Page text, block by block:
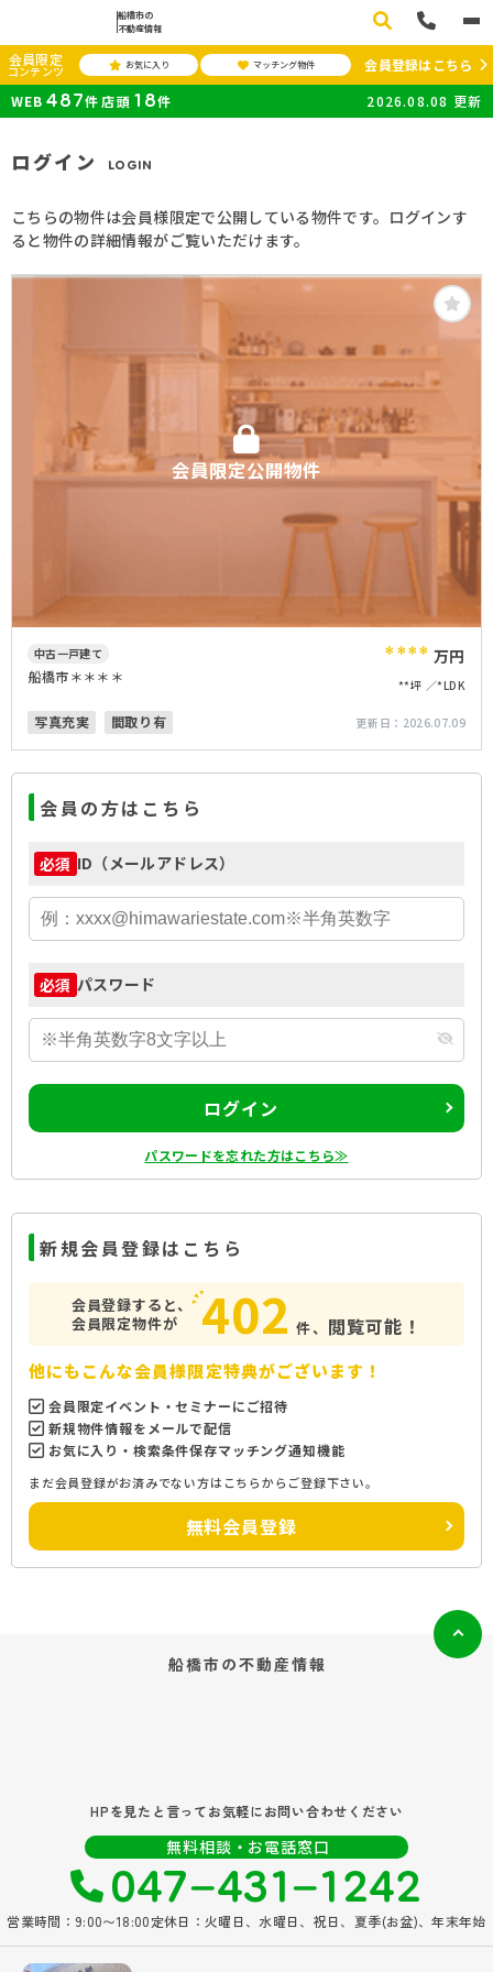
船橋市の
不動産情報
会員限定
コンテンツ お気に入り マッチング物件
会員登録はこちら
WEB 487件 店頭 18件 2026.08.08 更新
ログイン LOGIN
こちらの物件は会員様限定で公開している物件です。ログインす
ると物件の詳細情報がご覧いただけます。
会員限定公開物件
中古一戸建て
船橋市＊＊＊＊ **** 万円
**坪 *LDK
写真充実 間取り有 更新日： 2026.07.09
会員の方はこちら
必須 ID（メールアドレス）
必須 パスワード
ログイン
パスワードを忘れた方はこちら≫
新規会員登録はこちら
会員登録すると、
会員限定物件が
402 件、 閲覧可能！
他にもこんな会員様限定特典がございます！
会員限定イベント・セミナーにご招待
新規物件情報をメールで配信
お気に入り・検索条件保存マッチング通知機能
まだ会員登録がお済みでない方はこちらからご登録下さい。
無料会員登録
船橋市の不動産情報
HPを見たと言ってお気軽にお問い合わせください
無料相談・お電話窓口
047‐431‐1242
営業時間：9:00〜18:00定休日：火曜日、水曜日、祝日、夏季(お盆)、年末年始